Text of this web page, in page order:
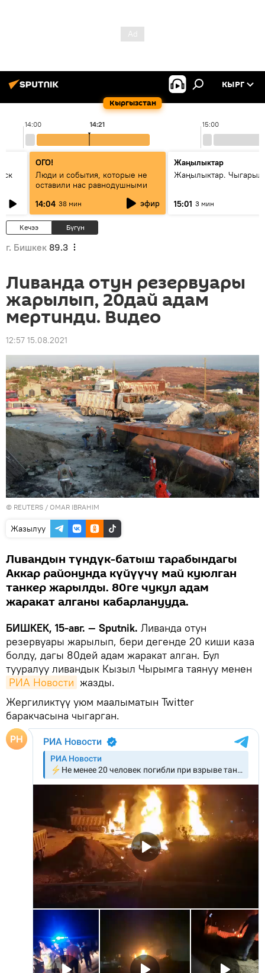
Кыргызстан
КЫРГ
14:00 15:00
14:21
ОГО!
Люди и события, которые не
оставили нас равнодушными
14:04 38 мин эфир
Жаңылыктар
Жаңылыктар.
15:01 3 мин
Кечээ Бүгүн
г. Бишкек 89.3
Ливанда отун резервуары
жарылып, 20дай адам
мертинди. Видео
12:57 15.08.2021
© REUTERS / OMAR IBRAHIM
Жазылуу
Ливандын түндүк-батыш тарабындагы
Аккар районунда күйүүчү май куюлган
танкер жарылды. 80ге чукул адам
жаракат алганы кабарланууда.
БИШКЕК, 15-авг. — Sputnik. Ливанда отун
резервуары жарылып, бери дегенде 20 киши каза
болду, дагы 80дей адам жаракат алган. Бул
тууралуу ливандык Кызыл Чырымга таянуу менен
РИА Новости жазды.
Жергиликтүү уюм маалыматын Twitter
баракчасына чыгарган.